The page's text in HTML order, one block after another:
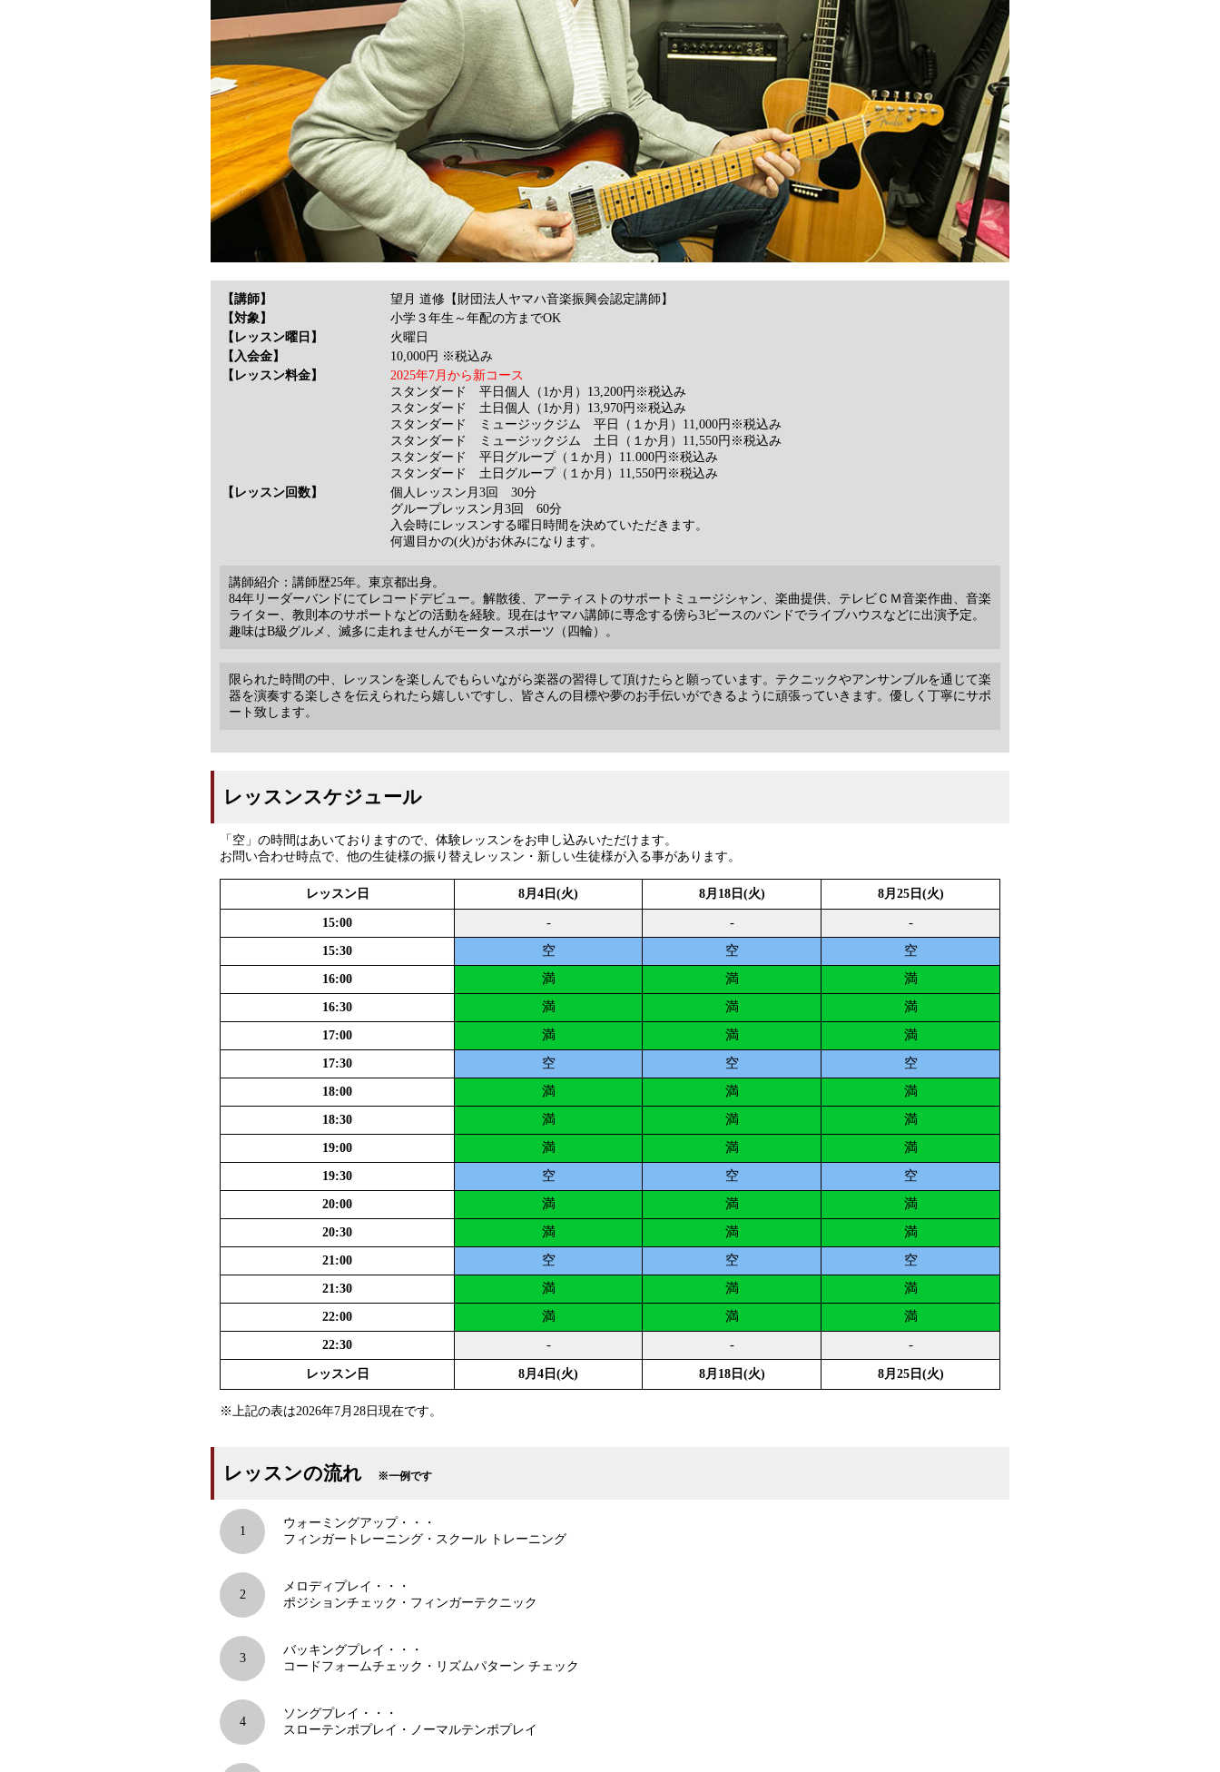
【講師】
望月 道修【財団法人ヤマハ音楽振興会認定講師】
【対象】
小学３年生～年配の方までOK
【レッスン曜日】
火曜日
【入会金】
10,000円 ※税込み
【レッスン料金】
2025年7月から新コース
スタンダード 平日個人（1か月）13,200円※税込み
スタンダード 土日個人（1か月）13,970円※税込み
スタンダード ミュージックジム 平日（１か月）11,000円※税込み
スタンダード ミュージックジム 土日（１か月）11,550円※税込み
スタンダード 平日グループ（１か月）11.000円※税込み
スタンダード 土日グループ（１か月）11,550円※税込み
【レッスン回数】
個人レッスン月3回 30分
グループレッスン月3回 60分
入会時にレッスンする曜日時間を決めていただきます。
何週目かの(火)がお休みになります。
講師紹介：講師歴25年。東京都出身。
84年リーダーバンドにてレコードデビュー。解散後、アーティストのサポートミュージシャン、楽曲提供、テレビＣＭ音楽作曲、音楽
ライター、教則本のサポートなどの活動を経験。現在はヤマハ講師に専念する傍ら3ピースのバンドでライブハウスなどに出演予定。
趣味はB級グルメ、滅多に走れませんがモータースポーツ（四輪）。
限られた時間の中、レッスンを楽しんでもらいながら楽器の習得して頂けたらと願っています。テクニックやアンサンブルを通じて楽
器を演奏する楽しさを伝えられたら嬉しいですし、皆さんの目標や夢のお手伝いができるように頑張っていきます。優しく丁寧にサポ
ート致します。
レッスンスケジュール
「空」の時間はあいておりますので、体験レッスンをお申し込みいただけます。
お問い合わせ時点で、他の生徒様の振り替えレッスン・新しい生徒様が入る事があります。
レッスン日 8月4日(火) 8月18日(火) 8月25日(火)
15:00 - - -
15:30 空 空 空
16:00 満 満 満
16:30 満 満 満
17:00 満 満 満
17:30 空 空 空
18:00 満 満 満
18:30 満 満 満
19:00 満 満 満
19:30 空 空 空
20:00 満 満 満
20:30 満 満 満
21:00 空 空 空
21:30 満 満 満
22:00 満 満 満
22:30 - - -
レッスン日 8月4日(火) 8月18日(火) 8月25日(火)
※上記の表は2026年7月28日現在です。
レッスンの流れ ※一例です
1
ウォーミングアップ・・・
フィンガートレーニング・スクール トレーニング
2
メロディプレイ・・・
ポジションチェック・フィンガーテクニック
3
バッキングプレイ・・・
コードフォームチェック・リズムパターン チェック
4
ソングプレイ・・・
スローテンポプレイ・ノーマルテンポプレイ